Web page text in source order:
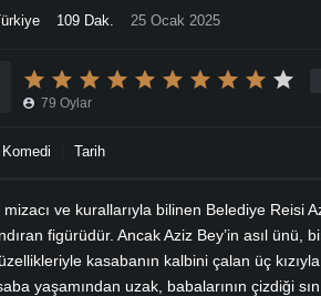
109 Dak. 25 Ocak 2025
79 Oylar
Komedi Tarih
ve kurallarıyla bilinen Belediye Reisi
figürüdür. Ancak Aziz Bey’in asıl ünü,
kasabanın kalbini çalan üç kızıyla
yaşamından uzak, babalarının çizdiği